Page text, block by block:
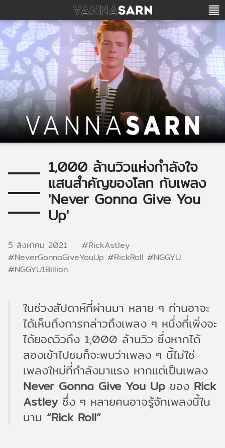
1,000 ล้านวิวแห่งกำลังใจ
แสนสำคัญของโลก กับเพลง
'Never Gonna Give You
Up'
5 สิงหาคม 2021
#RickAstley
#NeverGonnaGiveYouUp #RickRoll #NGGYU
#NGGYU1Billion
ในช่วงสัปดาห์ที่ผ่านมา หลาย ๆ ท่านอาจะ
ได้เห็นถึงการกล่าวถึงเพลง ๆ หนึ่งที่เพิ่งจะ
ได้ยอดวิวถึง 1,000 ล้านวิว ซึ่งหากได้
ลองเข้าไปชมก็จะพบว่าเพลง ๆ นี้ไม่ใช่
เพลงใหม่ที่กำลังมาแรง หากแต่เป็นเพลง
Never Gonna Give You Up ของ Rick
Astleyซึ่ง ๆ หลายคนอาจรู้จักเพลงนี้ใน
นาม “Rick Roll”